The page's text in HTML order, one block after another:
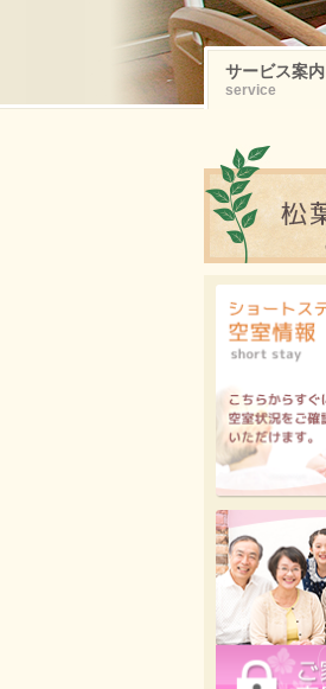
サービス案内
service